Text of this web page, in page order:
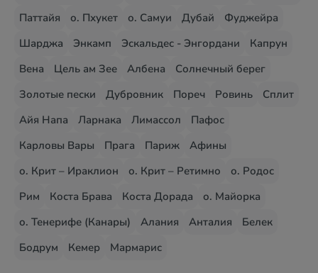
Паттайя
о. Пхукет о. Самуи Дубай
Фуджейра
Шарджа
Энкамп Эскальдес - Энгордани
Капрун
Вена
Цель ам Зее Албена
Солнечный берег
Золотые пески
Дубровник Пореч Ровинь
Сплит
Айя Напа
Ларнака Лимассол
Пафос
Карловы Вары
Прага Париж
Афины
о. Крит – Ираклион
о. Крит – Ретимно
о. Родос
Рим
Коста Брава Коста Дорада
о. Майорка
о. Тенерифе (Канары)
Алания Анталия
Белек
Бодрум
Кемер Мармарис